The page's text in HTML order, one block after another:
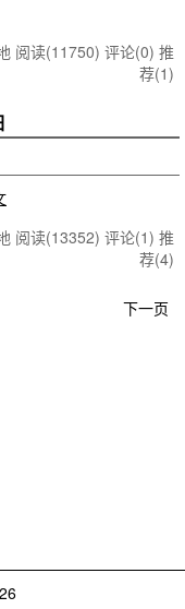
阅读(11750) 评论(0) 推
荐(1)
阅读(13352) 评论(1) 推
荐(4)
下一页